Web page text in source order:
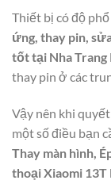
Thiết bị có độ
ứng, thay pin,
tốt tại Nha Trang
thay pin ở các
Vậy nên khi
một số điều bạn
Thay màn hình,
thoại Xiaomi 13T